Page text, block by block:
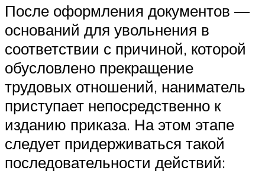
После оформления документов —
оснований для увольнения в
соответствии с причиной, которой
обусловлено прекращение
трудовых отношений, наниматель
приступает непосредственно к
изданию приказа. На этом этапе
следует придерживаться такой
последовательности действий: